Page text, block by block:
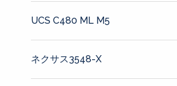
UCS C480 ML M5
ネクサス3548-X